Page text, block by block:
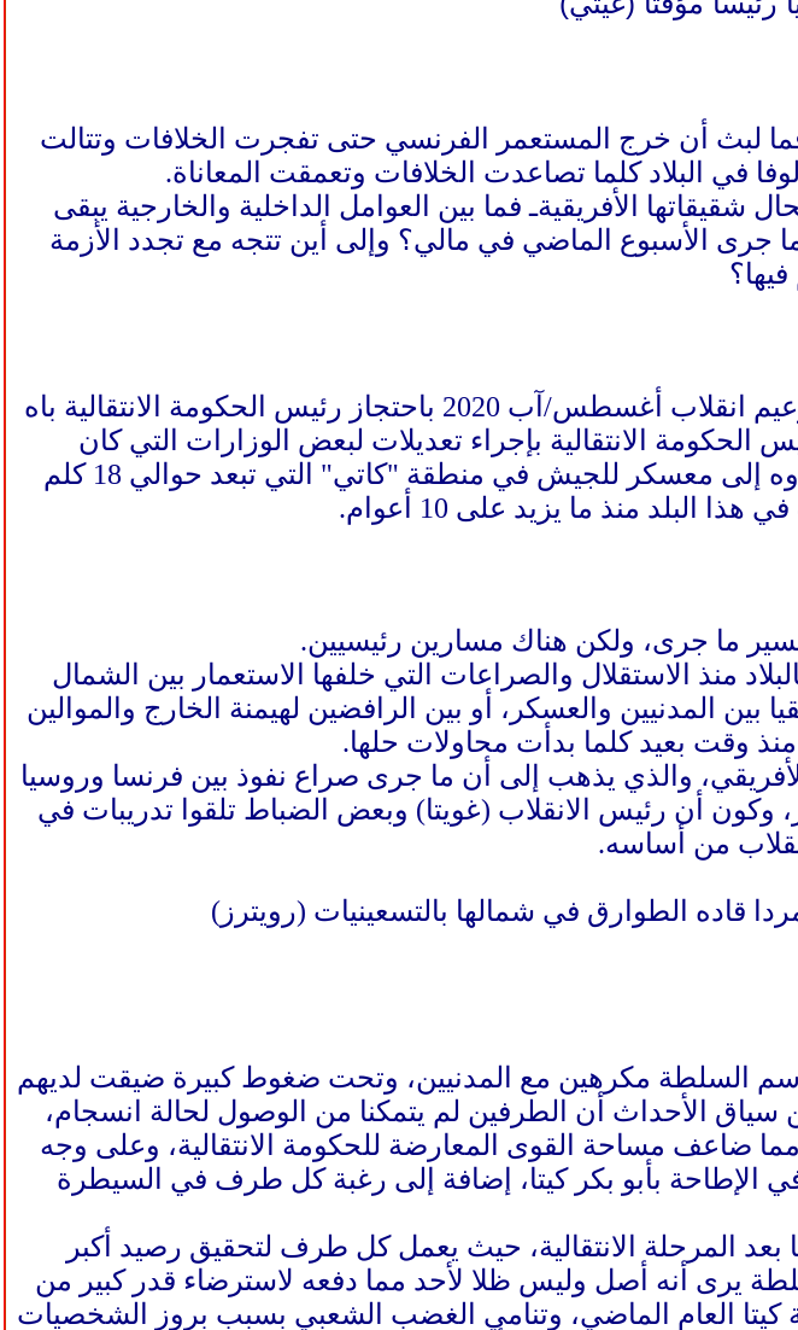
فما لبث أن خرج المستعمر الفرنسي حتى تفجرت الخلافات وتتالت
في البلاد كلما تصاعدت الخلافات وتعمقت المعاناة.
الأفريقيةـ فما بين العوامل الداخلية والخارجية يبقى
جرى الأسبوع الماضي في مالي؟ وإلى أين تتجه مع تجدد الأزمة
في 24 مايو/أيار 2021 قام موالون لـ آسمي غويتا زعيم انقلاب أغسطس/آب 2020 باحتجاز رئيس الحكومة الانتقالية باه
الحكومة الانتقالية بإجراء تعديلات لبعض الوزارات التي كان
يشغلها العسكريون (وزارتي الدفاع والأمن) واقتادوه إلى معسكر للجيش في منطقة "كاتي" التي تبعد حوالي 18 كلم
البلد منذ ما يزيد على 10 أعوام.
ما جرى، ولكن هناك مسارين رئيسيين.
منذ الاستقلال والصراعات التي خلفها الاستعمار بين الشمال
بين المدنيين والعسكر، أو بين الرافضين لهيمنة الخارج والموالين
منذ وقت بعيد كلما بدأت محاولات حلها.
والذي يذهب إلى أن ما جرى صراع نفوذ بين فرنسا وروسيا
وكون أن رئيس الانقلاب (غويتا) وبعض الضباط تلقوا تدريبات في
السلطة مكرهين مع المدنيين، وتحت ضغوط كبيرة ضيقت لديهم
سياق الأحداث أن الطرفين لم يتمكنا من الوصول لحالة انسجام،
ضاعف مساحة القوى المعارضة للحكومة الانتقالية، وعلى وجه
الإطاحة بأبو بكر كيتا، إضافة إلى رغبة كل طرف في السيطرة
المرحلة الانتقالية، حيث يعمل كل طرف لتحقيق رصيد أكبر
يرى أنه أصل وليس ظلا لأحد مما دفعه لاسترضاء قدر كبير من
العام الماضي، وتنامي الغضب الشعبي بسبب بروز الشخصيات